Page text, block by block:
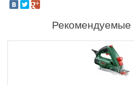
Рекомендуемые